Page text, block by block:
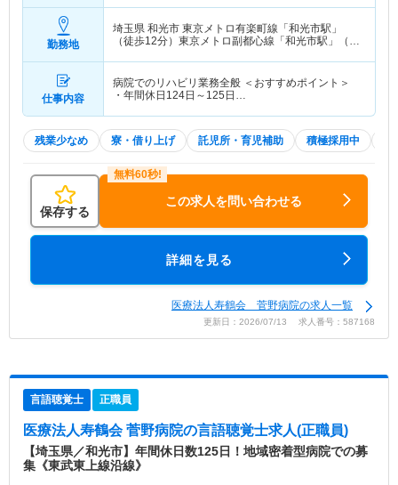
勤務地
埼玉県 和光市 東京メトロ有楽町線「和光市駅」
（徒歩12分）東京メトロ副都心線「和光市駅」（徒
仕事内容
病院でのリハビリ業務全般 ＜おすすめポイント＞
・年間休日124日～125日…
残業少なめ 寮・借り上げ 託児所・育児補助 積極採用中
保存する
この求人を問い合わせる
詳細を見る
医療法人寿鶴会 菅野病院の求人一覧
更新日：2026/07/13 求人番号：587168
言語聴覚士 正職員
医療法人寿鶴会 菅野病院の言語聴覚士求人(正職員)
【埼玉県／和光市】年間休日数125日！地域密着型病院での募
集《東武東上線沿線》